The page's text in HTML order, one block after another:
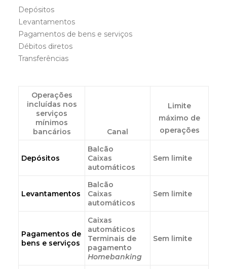
Depósitos
Levantamentos
Pagamentos de bens e serviços
Débitos diretos
Transferências
Operações
incluídas nos
serviços
mínimos
bancários
Canal
Limite
máximo de
operações
Depósitos
Balcão
Caixas
automáticos
Sem limite
Levantamentos
Balcão
Caixas
automáticos
Sem limite
Pagamentos de
bens e serviços
Caixas
automáticos
Terminais de
pagamento
Homebanking
Sem limite